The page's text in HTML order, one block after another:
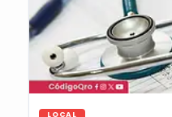
LOCAL